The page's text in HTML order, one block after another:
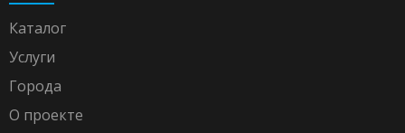
Каталог
Услуги
Города
О проекте